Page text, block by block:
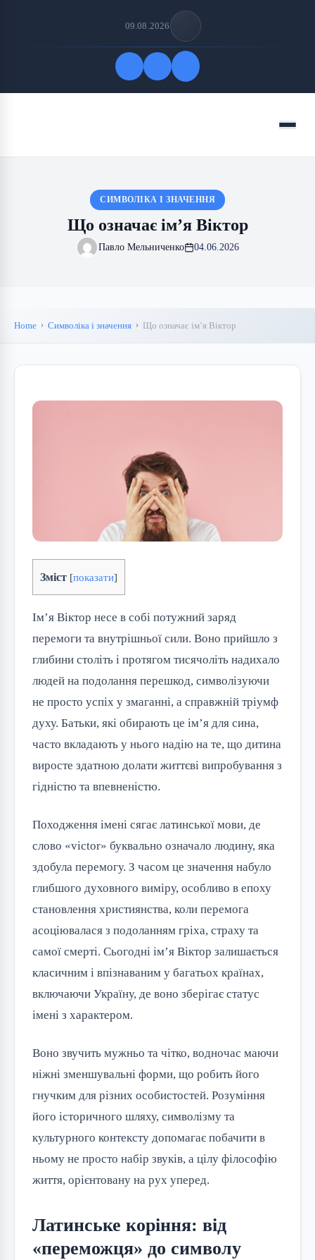
09.08.2026
Menu
СИМВОЛІКА І ЗНАЧЕННЯ
Що означає ім’я Віктор
Павло Мельниченко 04.06.2026
Home Символіка і значення Що означає ім’я Віктор
Зміст [показати]
Ім’я Віктор несе в собі потужний заряд
перемоги та внутрішньої сили. Воно прийшло з
глибини століть і протягом тисячоліть надихало
людей на подолання перешкод, символізуючи
не просто успіх у змаганні, а справжній тріумф
духу. Батьки, які обирають це ім’я для сина,
часто вкладають у нього надію на те, що дитина
виросте здатною долати життєві випробування з
гідністю та впевненістю.
Походження імені сягає латинської мови, де
слово «victor» буквально означало людину, яка
здобула перемогу. З часом це значення набуло
глибшого духовного виміру, особливо в епоху
становлення християнства, коли перемога
асоціювалася з подоланням гріха, страху та
самої смерті. Сьогодні ім’я Віктор залишається
класичним і впізнаваним у багатьох країнах,
включаючи Україну, де воно зберігає статус
імені з характером.
Воно звучить мужньо та чітко, водночас маючи
ніжні зменшувальні форми, що робить його
гнучким для різних особистостей. Розуміння
його історичного шляху, символізму та
культурного контексту допомагає побачити в
ньому не просто набір звуків, а цілу філософію
життя, орієнтовану на рух уперед.
Латинське коріння: від
«переможця» до символу